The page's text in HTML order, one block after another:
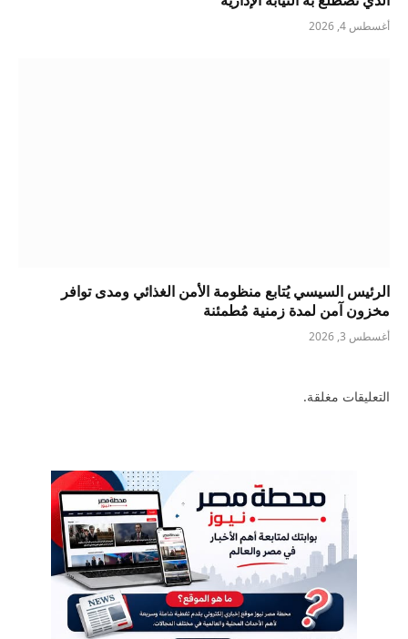
أغسطس 4, 2026
الرئيس السيسي يُتابع منظومة الأمن الغذائي ومدى توافر
مخزون آمن لمدة زمنية مُطمئنة
أغسطس 3, 2026
التعليقات مغلقة.